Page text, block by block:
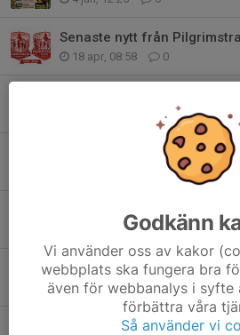
Senaste nytt från
18 apr, 08:58 0
0
Medlemsavgifter 2026
2
13 apr, 20:48 0
Rabatt på Intersport
8 apr, 21:15 0
ANMÄLAN ÖPPEN!
Godkänn
Vi använder oss av kakor
webbplats ska fungera bra
även för webbanalys i syfte
förbättra våra
Så använder vi